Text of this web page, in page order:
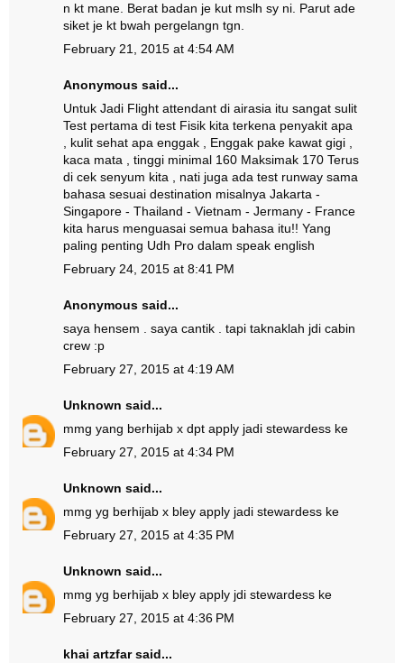
n kt mane. Berat badan je kut mslh sy ni. Parut ade
siket je kt bwah pergelangn tgn.
February 21, 2015 at 4:54 AM
Anonymous said...
Untuk Jadi Flight attendant di airasia itu sangat sulit
Test pertama di test Fisik kita terkena penyakit apa
, kulit sehat apa enggak , Enggak pake kawat gigi ,
kaca mata , tinggi minimal 160 Maksimak 170 Terus
di cek senyum kita , nati juga ada test runway sama
bahasa sesuai destination misalnya Jakarta -
Singapore - Thailand - Vietnam - Jermany - France
kita harus menguasai semua bahasa itu!! Yang
paling penting Udh Pro dalam speak english
February 24, 2015 at 8:41 PM
Anonymous said...
saya hensem . saya cantik . tapi taknaklah jdi cabin
crew :p
February 27, 2015 at 4:19 AM
Unknown said...
mmg yang berhijab x dpt apply jadi stewardess ke
February 27, 2015 at 4:34 PM
Unknown said...
mmg yg berhijab x bley apply jadi stewardess ke
February 27, 2015 at 4:35 PM
Unknown said...
mmg yg berhijab x bley apply jdi stewardess ke
February 27, 2015 at 4:36 PM
khai artzfarsaid...